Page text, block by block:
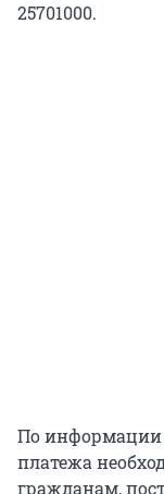
25701000.
По информации
платежа
гражданам,